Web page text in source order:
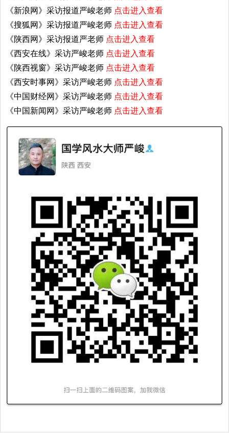
《新浪网》采访报道严峻老师 点击进入查看
《搜狐网》采访报道严峻老师 点击进入查看
《陕西网》采访报道严老师 点击进入查看
《西安在线》采访严峻老师 点击进入查看
《陕西视窗》采访严峻老师 点击进入查看
《西安时事网》采访严峻老师 点击进入查看
《中国财经网》采访严峻老师 点击进入查看
《中国新闻网》采访严峻老师 点击进入查看